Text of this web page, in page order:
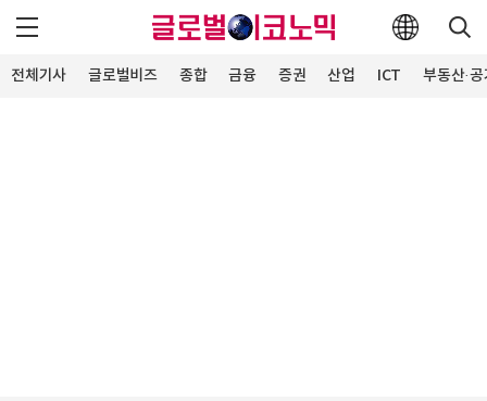
전체기사 글로벌비즈 종합 금융 증권 산업 ICT 부동산·